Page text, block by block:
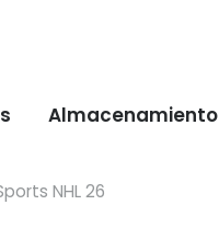
Almacenamiento
NHL 26